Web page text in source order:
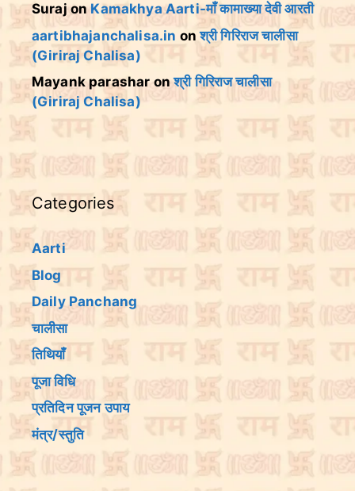
SurajonKamakhya Aarti-माँ कामाख्या देवी आरती
aartibhajanchalisa.in onश्री गिरिराज चालीसा
(Giriraj Chalisa)
Mayank parashar onश्री गिरिराज चालीसा
(Giriraj Chalisa)
Categories
Aarti
Blog
Daily Panchang
चालीसा
तिथियांँ
पूजा विधि
प्रतिदिन पूजन उपाय
मंत्र/स्तुति